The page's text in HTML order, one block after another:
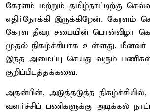
கேரளம் மற்றும் தமிழ்நாட்டிற்கு
எதிர்நோக்கி இருக்கிறேன். கேரளம்
கேரள தீவர சபையின் பொன்விழா
முதல் நிகழ்ச்சியாக உள்ளது. மீனவர்
இந்த அமைப்பு செய்து வரும்
குறிப்பிடத்தக்கவை.
அதன்பின், அடுத்தடுத்த
வளர்ச்சிப் பணிகளுக்கு அடிக்கல்